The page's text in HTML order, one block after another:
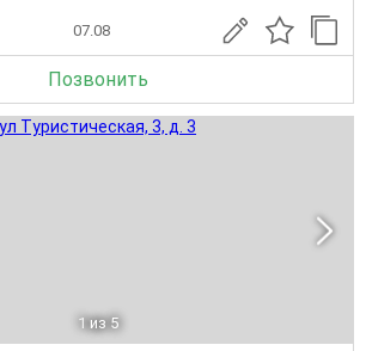
07.08
Позвонить
1 из 5